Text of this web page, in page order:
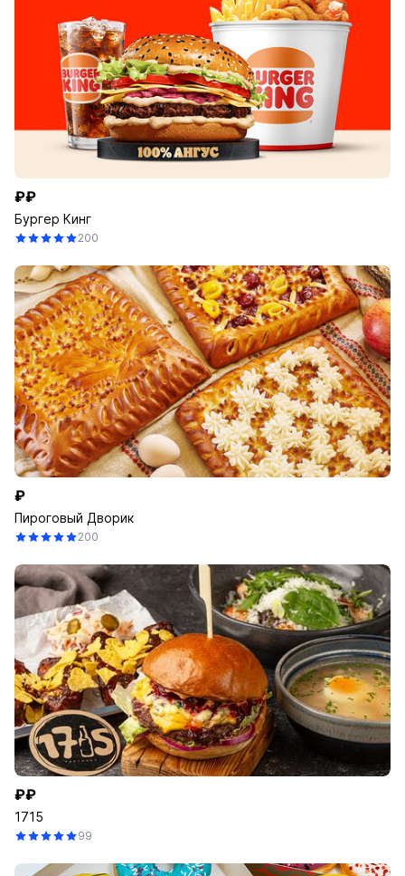
₽₽
Бургер Кинг
200
₽
Пироговый Дворик
200
₽₽
1715
99